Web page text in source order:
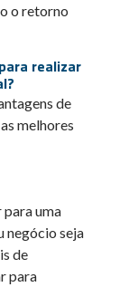
o retorno
realizar
de
melhores
para uma
negócio seja
de
para